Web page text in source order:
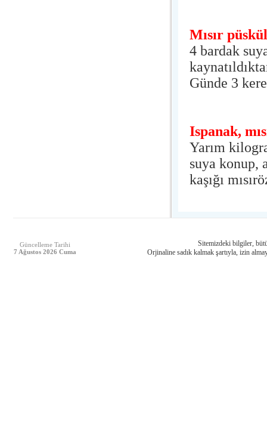
Mısır
4 bardak
Günde 3
Ispanak,
Yarım
suya konup,
kaşığı
Güncelleme Tarihi
7 Ağustos 2026 Cuma
Sitemizdeki bilgiler,
Orjinaline sadık kalmak şartıyla, izin